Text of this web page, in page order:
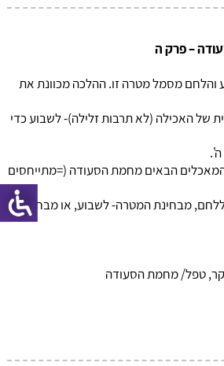
– פרק ה
מסמל מטרה זו. ההלכה מכוונת את
של האכילה (לא תרבות זלילה)- לשבוע כדי
הבאים מחמת הסעודה (=מתייחסים
מבחינת המטרה- לשבוע, או מבחינה
טפל/ מחמת הסעודה